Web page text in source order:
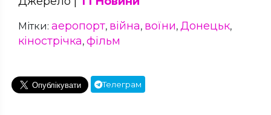
Мітки: аеропорт, війна, воїни, Донецьк,
кінострічка, фільм
Телеграм